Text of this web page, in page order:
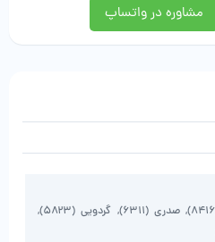
مشاوره در واتساپ
آبی نفتی (۶۷۱۱), پوست پیازی (۸۴۱۶), صدری (۶۳۱۱), گردویی (۵۸۲۳),